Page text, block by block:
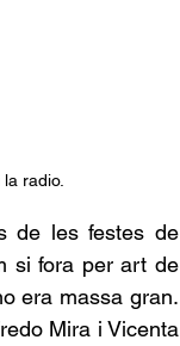
radio.
de les festes de
si fora per art de
era massa gran.
Mira i Vicenta